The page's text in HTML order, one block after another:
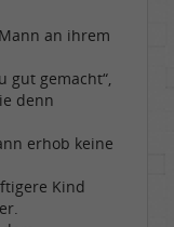
an ihrem
gut gemacht“,
denn
erhob keine
Kind